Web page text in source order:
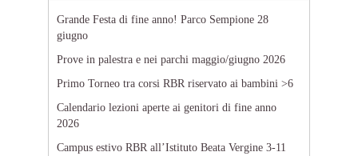
Grande Festa di fine anno! Parco Sempione 28
giugno
Prove in palestra e nei parchi maggio/giugno 2026
Primo Torneo tra corsi RBR riservato ai bambini >6
Calendario lezioni aperte ai genitori di fine anno
2026
Campus estivo RBR all’Istituto Beata Vergine 3-11